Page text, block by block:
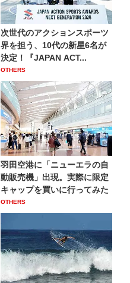
次世代のアクションスポーツ
界を担う、10代の新星6名が
決定！『JAPAN ACT...
OTHERS
羽田空港に「ニューエラの自
動販売機」出現。実際に限定
キャップを買いに行ってみた
OTHERS